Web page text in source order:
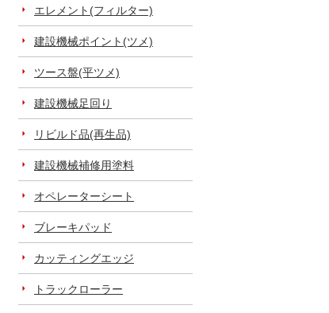
エレメント(フィルター)
建設機械ポイント(ツメ)
ツース盤(平ツメ)
建設機械足回り
リビルド品(再生品)
建設機械補修用塗料
オペレーターシート
ブレーキパッド
カッティングエッジ
トラックローラー